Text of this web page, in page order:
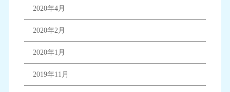
2020年4月
2020年2月
2020年1月
2019年11月